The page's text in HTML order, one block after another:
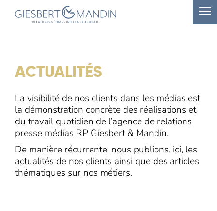
ACTUALITÉS
La visibilité de nos clients dans les médias est
la démonstration concrète des réalisations et
du travail quotidien de l’agence de relations
presse médias RP Giesbert & Mandin.
De manière récurrente, nous publions, ici, les
actualités de nos clients ainsi que des articles
thématiques sur nos métiers.